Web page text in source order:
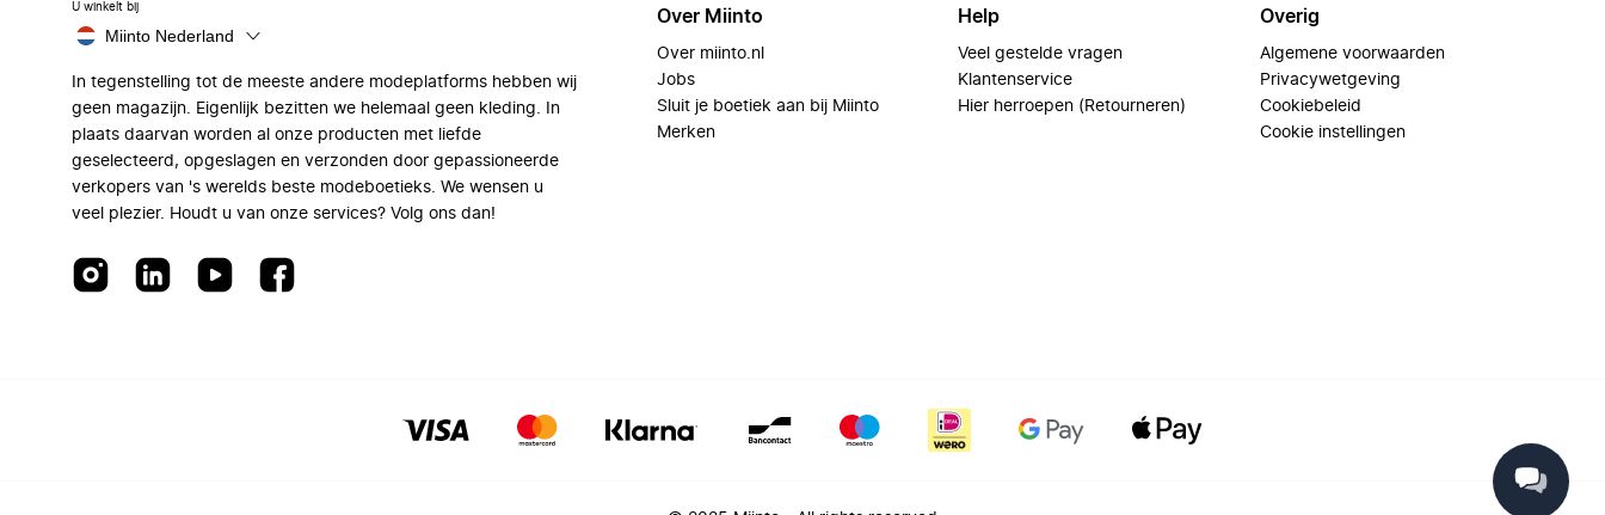
U winkelt bij
Miinto Nederland
In tegenstelling tot de meeste andere modeplatforms hebben wij
geen magazijn. Eigenlijk bezitten we helemaal geen kleding. In
plaats daarvan worden al onze producten met liefde
geselecteerd, opgeslagen en verzonden door gepassioneerde
verkopers van 's werelds beste modeboetieks. We wensen u
veel plezier. Houdt u van onze services? Volg ons dan!
Over Miinto
Over miinto.nl
Jobs
Sluit je boetiek aan bij Miinto
Merken
Help
Veel gestelde vragen
Klantenservice
Hier herroepen (Retourneren)
Overig
Algemene voorwaarden
Privacywetgeving
Cookiebeleid
Cookie instellingen